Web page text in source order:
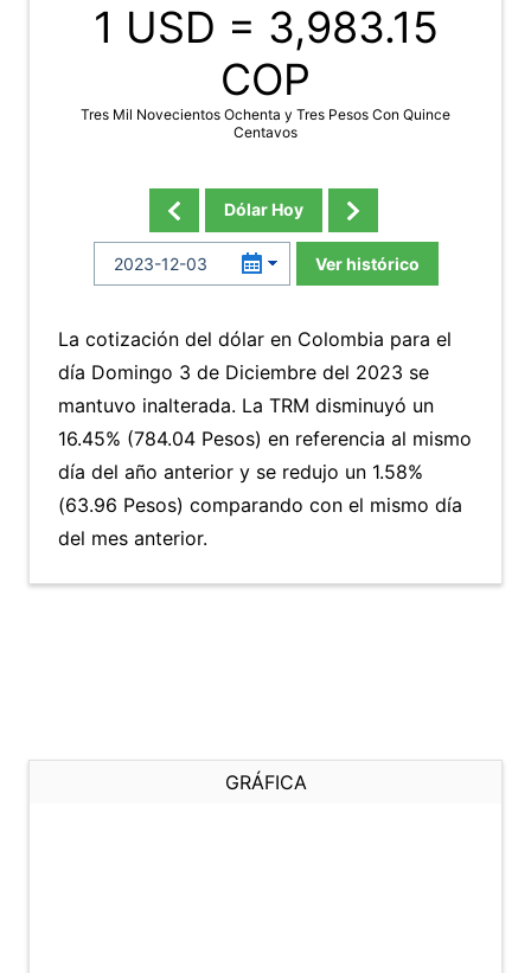
1 USD = 3,983.15
COP
Tres Mil Novecientos Ochenta y Tres Pesos Con Quince
Centavos
Dólar Hoy
Ver histórico
La cotización del dólar en Colombia para el
día Domingo 3 de Diciembre del 2023 se
mantuvo inalterada. La TRM disminuyó un
16.45% (784.04 Pesos) en referencia al mismo
día del año anterior y se redujo un 1.58%
(63.96 Pesos) comparando con el mismo día
del mes anterior.
GRÁFICA